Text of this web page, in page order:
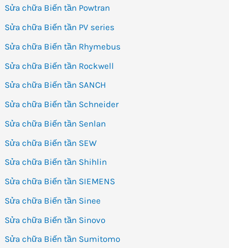
Sửa chữa Biến tần Powtran
Sửa chữa Biến tần PV series
Sửa chữa Biến tần Rhymebus
Sửa chữa Biến tần Rockwell
Sửa chữa Biến tần SANCH
Sửa chữa Biến tần Schneider
Sửa chữa Biến tần Senlan
Sửa chữa Biến tần SEW
Sửa chữa Biến tần Shihlin
Sửa chữa Biến tần SIEMENS
Sửa chữa Biến tần Sinee
Sửa chữa Biến tần Sinovo
Sửa chữa Biến tần Sumitomo